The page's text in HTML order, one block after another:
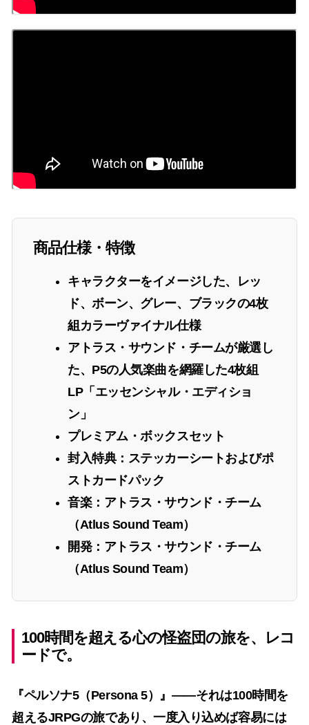
商品仕様・特徴
キャラクターをイメージした、レッ
ド、ボーン、グレー、ブラックの4枚
組カラーヴァイナル仕様
アトラス・サウンド・チームが厳選し
た、P5の人気楽曲を網羅した4枚組
LP「エッセンシャル・エディショ
ン」
プレミアム・ボックスセット
封入特典：ステッカーシートおよびポ
ストカードパック
音楽： アトラス・サウンド・チーム
（Atlus Sound Team）
開発： アトラス・サウンド・チーム
（Atlus Sound Team）
100時間を超える心の怪盗団の旅を、レコ
ードで。
『ペルソナ5（Persona 5）
』――それは100時間を
超えるJRPGの旅であり、一度入り込めば容易には